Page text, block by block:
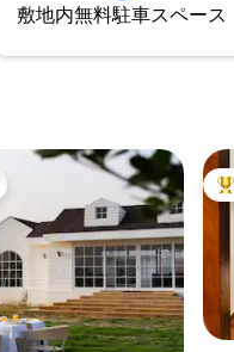
敷地内無料駐⁠車ス⁠ペ⁠ー⁠ス
スです。